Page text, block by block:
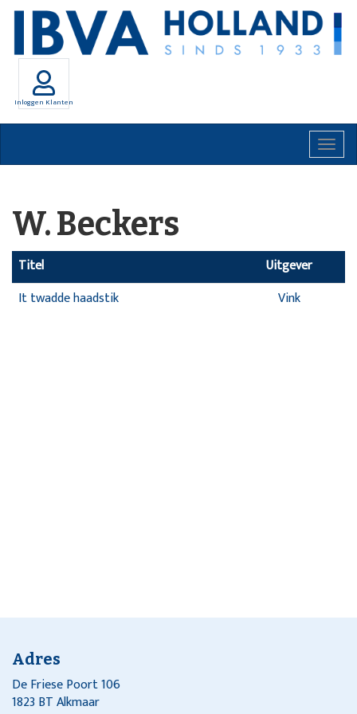
Inloggen Klanten
W. Beckers
Titel
Uitgever
It twadde haadstik
Vink
Adres
De Friese Poort 106
1823 BT Alkmaar